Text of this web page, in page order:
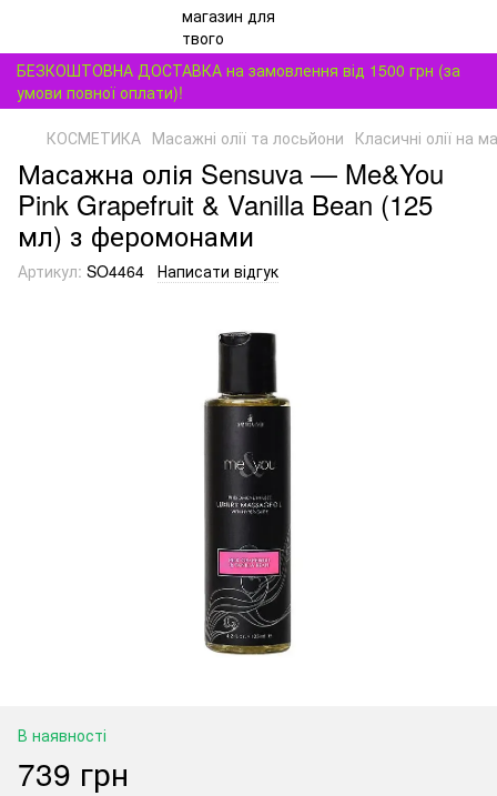
БЕЗКОШТОВНА ДОСТАВКА на замовлення від 1500 грн (за
умови повної оплати)!
КОСМЕТИКА Масажні олії та лосьйони Класичні олії на
Масажна олія Sensuva — Me&You
Pink Grapefruit & Vanilla Bean (125
мл) з феромонами
Артикул: SO4464 Написати відгук
В наявності
739 грн